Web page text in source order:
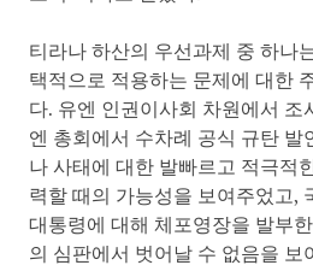
티라나 하산의 우선과제 중 하나
택적으로 적용하는 문제에 대한
다. 유엔 인권이사회 차원에서 조
엔 총회에서 수차례 공식 규탄 발
나 사태에 대한 발빠르고 적극적
력할 때의 가능성을 보여주었고,
대통령에 대해 체포영장을 발부
의 심판에서 벗어날 수 없음을 보